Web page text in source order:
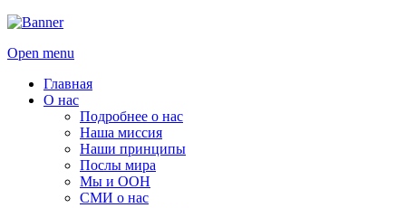
Open menu
Главная
О нас
Подробнее о нас
Наша миссия
Наши принципы
Послы мира
Мы и ООН
СМИ о нас